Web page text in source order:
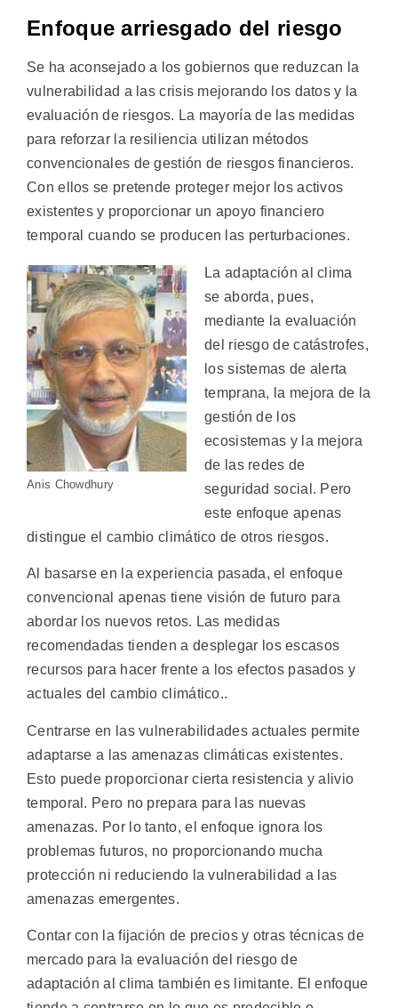
Enfoque arriesgado del riesgo
Se ha aconsejado a los gobiernos que reduzcan la
vulnerabilidad a las crisis mejorando los datos y la
evaluación de riesgos. La mayoría de las medidas
para reforzar la resiliencia utilizan métodos
convencionales de gestión de riesgos financieros.
Con ellos se pretende proteger mejor los activos
existentes y proporcionar un apoyo financiero
temporal cuando se producen las perturbaciones.
Anis Chowdhury
La adaptación al clima
se aborda, pues,
mediante la evaluación
del riesgo de catástrofes,
los sistemas de alerta
temprana, la mejora de la
gestión de los
ecosistemas y la mejora
de las redes de
seguridad social. Pero
este enfoque apenas
distingue el cambio climático de otros riesgos.
Al basarse en la experiencia pasada, el enfoque
convencional apenas tiene visión de futuro para
abordar los nuevos retos. Las medidas
recomendadas tienden a desplegar los escasos
recursos para hacer frente a los efectos pasados y
actuales del cambio climático..
Centrarse en las vulnerabilidades actuales permite
adaptarse a las amenazas climáticas existentes.
Esto puede proporcionar cierta resistencia y alivio
temporal. Pero no prepara para las nuevas
amenazas. Por lo tanto, el enfoque ignora los
problemas futuros, no proporcionando mucha
protección ni reduciendo la vulnerabilidad a las
amenazas emergentes.
Contar con la fijación de precios y otras técnicas de
mercado para la evaluación del riesgo de
adaptación al clima también es limitante. El enfoque